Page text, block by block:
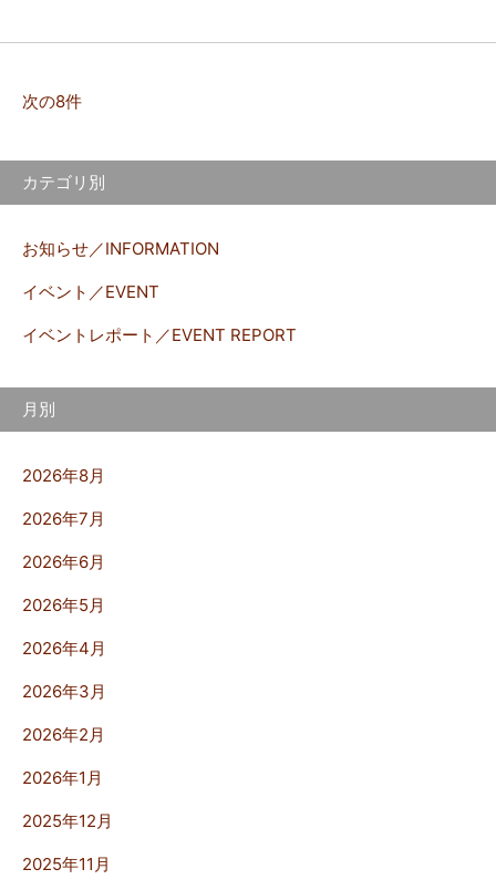
次の8件
カテゴリ別
お知らせ／INFORMATION
イベント／EVENT
イベントレポート／EVENT REPORT
月別
2026年8月
2026年7月
2026年6月
2026年5月
2026年4月
2026年3月
2026年2月
2026年1月
2025年12月
2025年11月